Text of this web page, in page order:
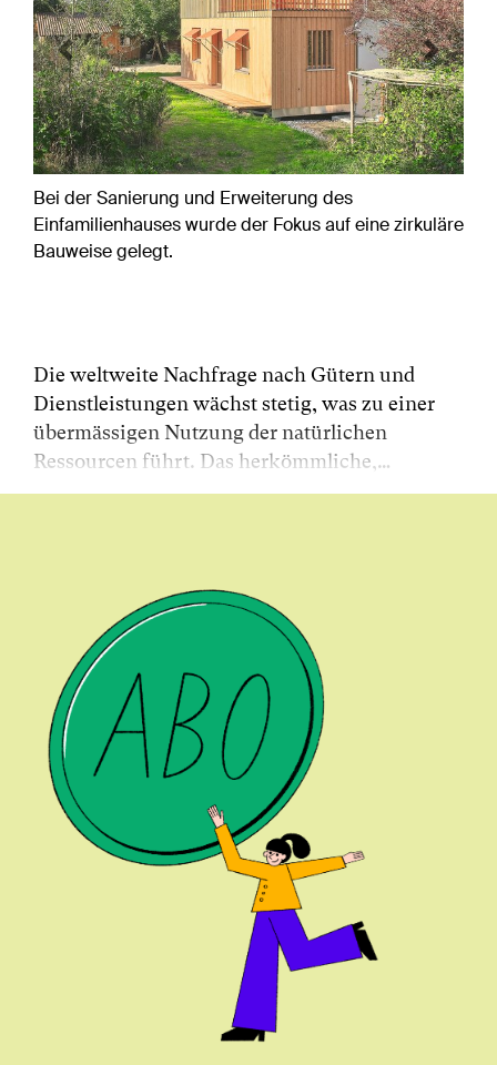
Bei der Sanierung und Erweiterung des
Einfamilienhauses wurde der Fokus auf eine zirkuläre
Bauweise gelegt.
Previous Next
Die weltweite Nachfrage nach Gütern und
Dienstleistungen wächst stetig, was zu einer
übermässigen Nutzung der natürlichen
Ressourcen führt. Das herkömmliche,…